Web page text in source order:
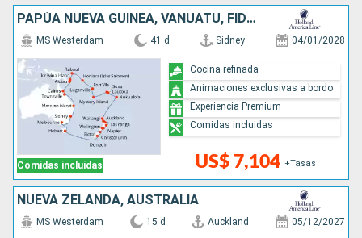
PAPÚA NUEVA GUINEA, VANUATU, FIDJI (ISLAS), TONGA, NUEVA ZELANDA, AUSTRALIA
Comidas incluidas
MS Westerdam 41 d Sidney 04/01/2028
US$ 7,104 +Tasas
Cocina refinada
Animaciones exclusivas a bordo
Experiencia Premium
Comidas incluidas
NUEVA ZELANDA, AUSTRALIA
MS Westerdam 15 d Auckland 05/12/2027